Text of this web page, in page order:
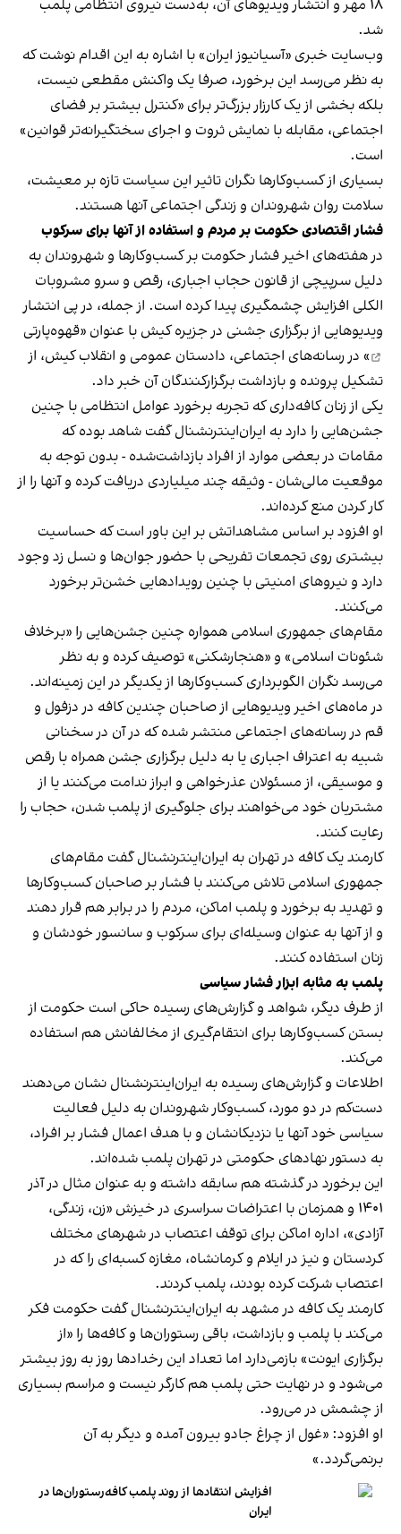
۱۸ مهر و انتشار ویدیوهای آن، به‌دست نیروی انتظامی پلمب
شد.
وب‌سایت خبری «آسیانیوز ایران» با اشاره به این اقدام نوشت که
به نظر می‌رسد این برخورد، صرفا یک واکنش مقطعی نیست،
بلکه بخشی از یک کارزار بزرگ‌تر برای «کنترل بیشتر بر فضای
اجتماعی، مقابله با نمایش ثروت و اجرای سختگیرانه‌تر قوانین»
است.
بسیاری از کسب‌وکارها نگران تاثیر این سیاست‌ تازه بر معیشت،
سلامت روان شهروندان و زندگی اجتماعی آنها هستند.
فشار اقتصادی حکومت بر مردم و استفاده از آنها برای سرکوب
در هفته‌های اخیر فشار حکومت بر کسب‌وکارها و شهروندان به
دلیل سرپیچی از قانون حجاب اجباری، رقص و سرو مشروبات
الکلی افزایش چشمگیری پیدا کرده است. از جمله، در پی انتشار
ویدیوهایی از برگزاری جشنی در جزیره کیش با عنوان «قهوه‌پارتی
» در رسانه‌های اجتماعی، دادستان عمومی و انقلاب کیش، از
تشکیل پرونده و بازداشت برگزارکنندگان آن خبر داد.
یکی از زنان کافه‌داری که تجربه برخورد عوامل انتظامی با چنین
جشن‌هایی را دارد به ایران‌اینترنشنال گفت شاهد بوده که
مقامات در بعضی موارد از افراد بازداشت‌‌شده - بدون توجه به
موقعیت مالی‌شان - وثیقه چند میلیاردی دریافت کرده و آنها را از
کار کردن منع کرده‌اند.
او افزود بر اساس مشاهداتش بر این باور است که حساسیت
بیشتری روی تجمعات تفریحی با حضور جوان‌ها و نسل زد وجود
دارد و نیروهای امنیتی با چنین رویدادهایی خشن‌تر برخورد
می‌کنند.
مقام‌های جمهوری اسلامی همواره چنین جشن‌هایی را «برخلاف
شئونات اسلامی» و «هنجارشکنی» توصیف کرده و به نظر
می‌رسد نگران الگوبرداری کسب‌وکارها از یکدیگر در این زمینه‌اند.
در ماه‌های اخیر ویدیوهایی از صاحبان چندین کافه در دزفول و
قم در رسانه‌های اجتماعی منتشر شده که در آن در سخنانی
شبیه به اعتراف اجباری یا به دلیل برگزاری جشن همراه با رقص
و موسیقی، از مسئولان عذرخواهی و ابراز ندامت می‌کنند یا از
مشتریان خود می‌خواهند برای جلوگیری از پلمب شدن، حجاب را
رعایت کنند.
کارمند یک کافه در تهران به ایران‌اینترنشنال گفت مقام‌های
جمهوری اسلامی تلاش می‌کنند با فشار بر صاحبان کسب‌وکارها
و تهدید به برخورد و پلمب اماکن، مردم را در برابر هم قرار دهند
و از آنها به عنوان وسیله‌ای برای سرکوب و سانسور خودشان و
زنان استفاده کنند.
پلمب به مثابه ابزار فشار سیاسی
از طرف دیگر، شواهد و گزارش‌های رسیده حاکی است حکومت از
بستن کسب‌وکارها برای انتقام‌گیری از مخالفانش هم استفاده
می‌کند.
اطلاعات و گزارش‌های رسیده به ایران‌اینترنشنال نشان می‌دهند
دست‌کم در دو مورد، کسب‌وکار شهروندان به دلیل فعالیت
سیاسی خود آنها یا نزدیکانشان و با هدف اعمال فشار بر افراد،
به دستور نهادهای حکومتی در تهران پلمب شده‌اند.
این برخورد در گذشته هم سابقه داشته و به عنوان مثال در آذر
۱۴۰۱ و همزمان با اعتراضات سراسری در خیزش «زن، زندگی،
آزادی»، اداره اماکن برای توقف اعتصاب در شهرهای مختلف
کردستان و نیز در ایلام و کرمانشاه، مغازه کسبه‌ای را که در
اعتصاب شرکت کرده بودند، پلمب کردند.
کارمند یک کافه در مشهد به ایران‌اینترنشنال گفت حکومت فکر
می‌کند با پلمب و بازداشت، باقی رستوران‌ها و کافه‌ها را «از
برگزاری ایونت» بازمی‌دارد اما تعداد این رخدادها روز به روز بیشتر
می‌شود و در نهایت حتی پلمب هم کارگر نیست و مراسم بسیاری
از چشمش در می‌رود.
او افزود: «غول از چراغ جادو بیرون آمده و دیگر به آن
برنمی‎‌گردد.»
افزایش انتقادها از روند پلمب کافه‌رستوران‌ها در
ایران